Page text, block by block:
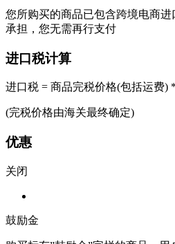
您所购买的商品已包含跨境电商
承担，您无需再行支付
进口税计算
进口税 = 商品完税价格(包括运费)
(完税价格由海关最终确定)
优惠
关闭
鼓励金